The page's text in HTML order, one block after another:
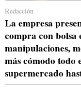
Redacción
La empresa
compra con
manipulaciones,
más cómodo todo
supermercado